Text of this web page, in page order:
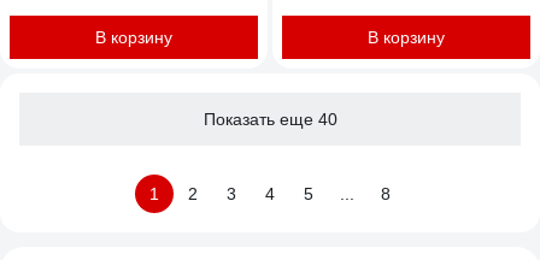
В корзину В корзину
Показать еще 40
1 2 3 4 5 8